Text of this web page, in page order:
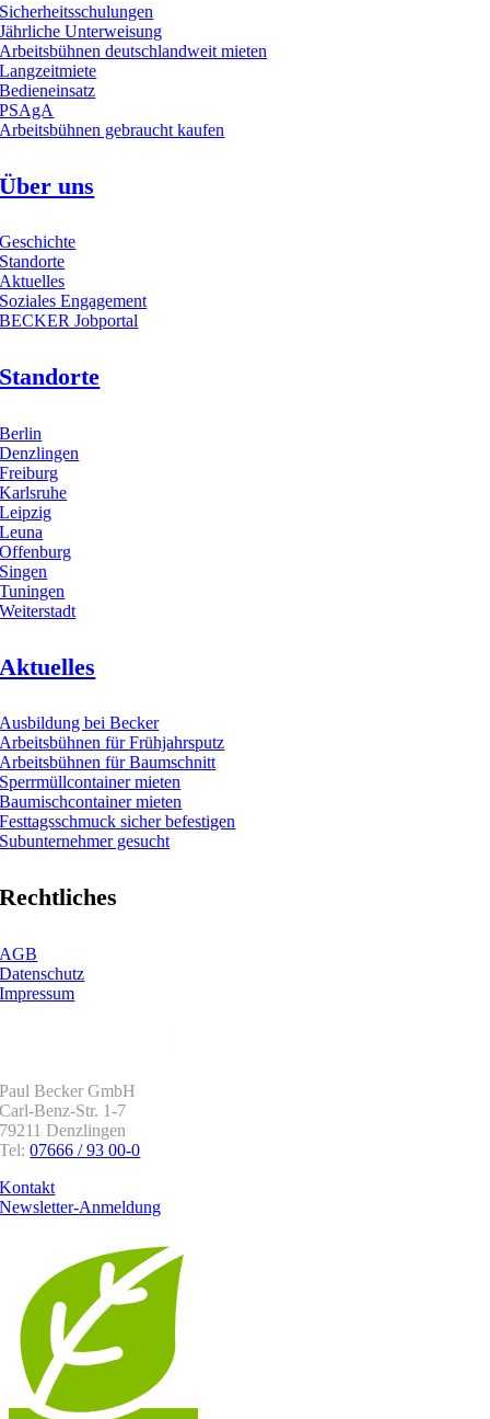
Sicherheitsschulungen
Jährliche Unterweisung
Arbeitsbühnen deutschlandweit mieten
Langzeitmiete
Bedieneinsatz
PSAgA
Arbeitsbühnen gebraucht kaufen
Über uns
Geschichte
Standorte
Aktuelles
Soziales Engagement
BECKER Jobportal
Standorte
Berlin
Denzlingen
Freiburg
Karlsruhe
Leipzig
Leuna
Offenburg
Singen
Tuningen
Weiterstadt
Aktuelles
Ausbildung bei Becker
Arbeitsbühnen für Frühjahrsputz
Arbeitsbühnen für Baumschnitt
Sperrmüllcontainer mieten
Baumischcontainer mieten
Festtagsschmuck sicher befestigen
Subunternehmer gesucht
Rechtliches
AGB
Datenschutz
Impressum
Paul Becker GmbH
Carl-Benz-Str. 1-7
79211 Denzlingen
Tel:07666 / 93 00-0
Kontakt
Newsletter-Anmeldung